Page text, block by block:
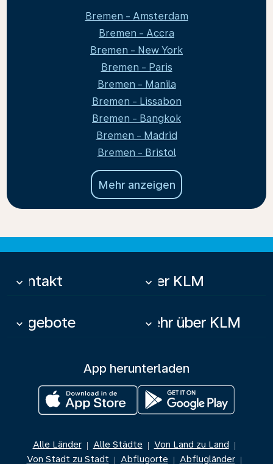
Bremen - Amsterdam
Bremen - Accra
Bremen - New York
Bremen - Paris
Bremen - Manila
Bremen - Lissabon
Bremen - Bangkok
Bremen - Madrid
Bremen - Bristol
Mehr anzeigen
Kontakt
keyboard_arrow_down Über KLM
keyboard_arrow_down
Angebote
keyboard_arrow_down Mehr über KLM
keyboard_arrow_down
App herunterladen
Alle Länder | Alle Städte | Von Land zu Land |
Von Stadt zu Stadt | Abflugorte | Abflugländer |